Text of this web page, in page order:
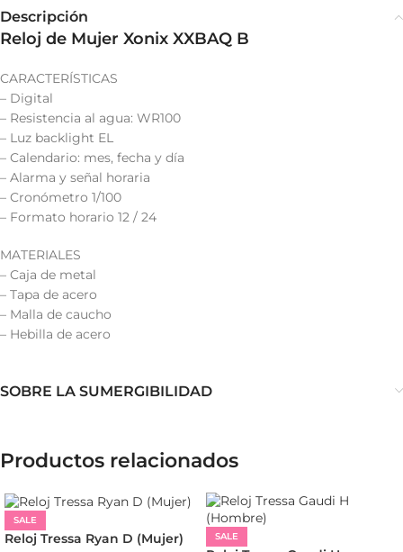
Descripción
Reloj de Mujer Xonix XXBAQ B
CARACTERÍSTICAS
– Digital
– Resistencia al agua: WR100
– Luz backlight EL
– Calendario: mes, fecha y día
– Alarma y señal horaria
– Cronómetro 1/100
– Formato horario 12 / 24
MATERIALES
– Caja de metal
– Tapa de acero
– Malla de caucho
– Hebilla de acero
SOBRE LA SUMERGIBILIDAD
Productos relacionados
SALE
Reloj Tressa Ryan D (Mujer) SALE